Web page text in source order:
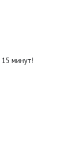
минут!